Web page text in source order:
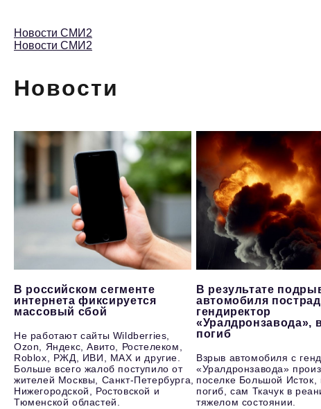
Новости СМИ2
Новости СМИ2
Новости
В российском сегменте
интернета фиксируется
массовый сбой
Не работают сайты Wildberries,
Ozon, Яндекс, Авито, Ростелеком,
Roblox, РЖД, ИВИ, MAX и другие.
Больше всего жалоб поступило от
жителей Москвы, Санкт-Петербурга,
Нижегородской, Ростовской и
Тюменской областей.
В результате
автомобиля
гендиректор
«Уралдронзавода»,
погиб
Взрыв автомобиля с
«Уралдронзавода»
поселке Большой Исток,
погиб, сам Ткачук в
тяжелом состоянии.